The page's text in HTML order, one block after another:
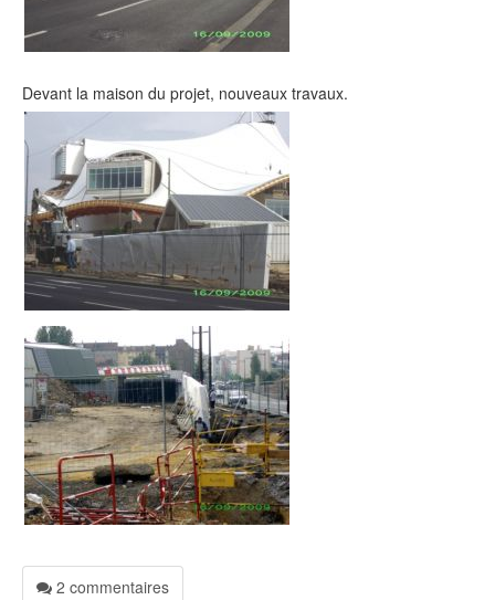
Devant la maison du projet, nouveaux travaux.
2 commentaires